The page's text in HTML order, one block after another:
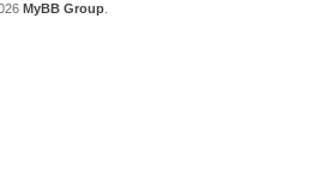
MyBB Group